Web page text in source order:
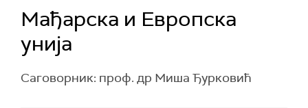
Мађарска и Европска
унија
Саговорник: проф. др Миша Ђурковић